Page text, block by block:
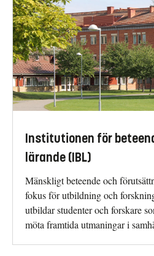
Institutionen för
lärande (IBL)
Mänskligt beteende och
fokus för utbildning och
utbildar studenter och forskare
möta framtida utmaningar i